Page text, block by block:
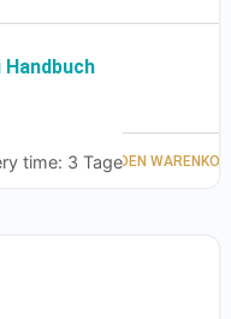
time: 3 TageIN DEN